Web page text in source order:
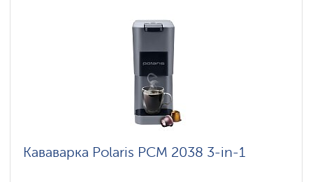
Кававарка Polaris PCM 2038 3-in-1